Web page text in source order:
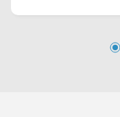
Lurdes Bazaneli
Antônio Pinto